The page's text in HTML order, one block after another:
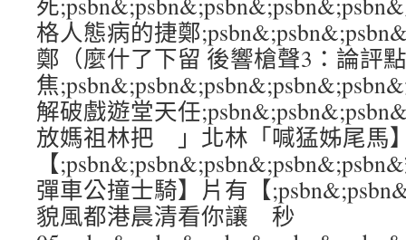
格人態病的捷鄭
鄭（麼什了下留 後響槍聲3：論評點
焦
解破戲遊堂天任
放媽祖林把 」北林「喊猛姊尾馬
【
彈車公撞士騎】片有【
貌風都港晨清看你讓 秒